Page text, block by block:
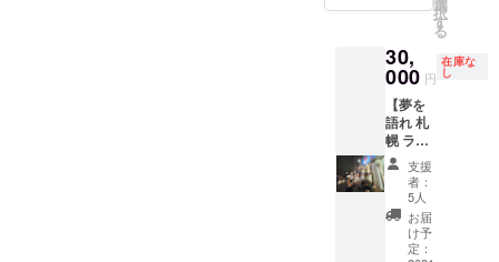
す。
時にお
見せく
ださ
い。
このリ
のみ使
用可能
です。
他人
に譲渡
するこ
とはで
きませ
ん。
※DREA
MSPAR
Kのアカ
し・肉
ラーメ
ンにつ
きまし
ては
差額を
お支払
いくだ
さい。
※トッピ
ング等
につき
まして
せん。
※21年
11/1～
22年
4/30の
半年間
が有効
期間と
なりま
す。 ※
ラーメ
ンのみ
にも
DREAM
SPARK
の初期
ユー
ザーに
なって
いただ
きま
す。 ※
講演会
当日の
で皆さ
んが夢
を語り
始める
こと
で、誰
もが夢
を語り
たくな
る、応
援した
くなる
択
す
る
30,
000 円
在庫な
し
【夢を
語れ 札
幌 ラー
メン半
年間食
べ放
題】
支援
者：
5人
お届
け予
定：